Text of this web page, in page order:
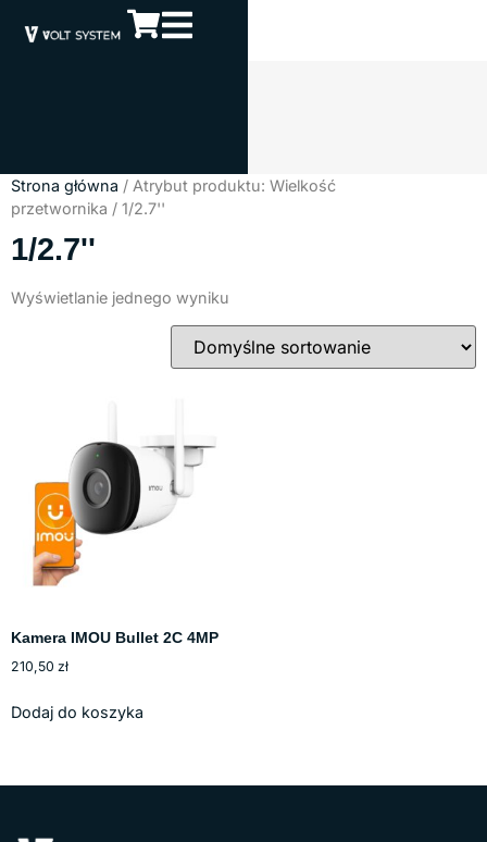
Strona główna / Atrybut produktu: Wielkość
przetwornika / 1/2.7''
1/2.7''
Wyświetlanie jednego wyniku
Kamera IMOU Bullet 2C 4MP
210,50 zł
Dodaj do koszyka